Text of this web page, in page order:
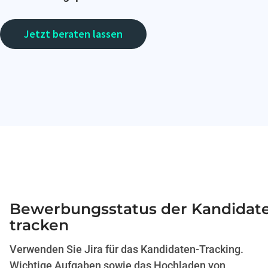
Jetzt beraten lassen
Bewerbungsstatus der
tracken
Verwenden Sie Jira für das Kandidaten-Tracking.
Wichtige Aufgaben sowie das Hochladen von